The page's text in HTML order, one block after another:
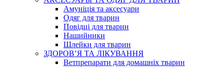
Амуніція та аксесуари
Одяг для тварин
Повідці для тварин
Нашийники
Шлейки для тварин
ЗДОРОВ’Я ТА ЛІКУВАННЯ
Ветпрепарати для домашніх тварин